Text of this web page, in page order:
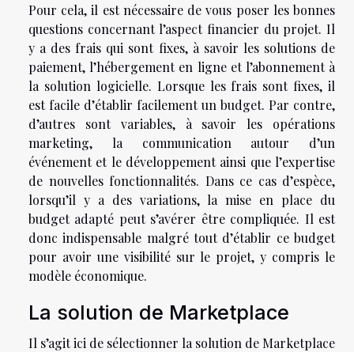
Pour cela, il est nécessaire de vous poser les bonnes
questions concernant l’aspect financier du projet. Il
y a des frais qui sont fixes, à savoir les solutions de
paiement, l’hébergement en ligne et l’abonnement à
la solution logicielle. Lorsque les frais sont fixes, il
est facile d’établir facilement un budget. Par contre,
d’autres sont variables, à savoir les opérations
marketing, la communication autour d’un
événement et le développement ainsi que l’expertise
de nouvelles fonctionnalités. Dans ce cas d’espèce,
lorsqu’il y a des variations, la mise en place du
budget adapté peut s’avérer être compliquée. Il est
donc indispensable malgré tout d’établir ce budget
pour avoir une visibilité sur le projet, y compris le
modèle économique.
La solution de Marketplace
Il s’agit ici de sélectionner la solution de Marketplace